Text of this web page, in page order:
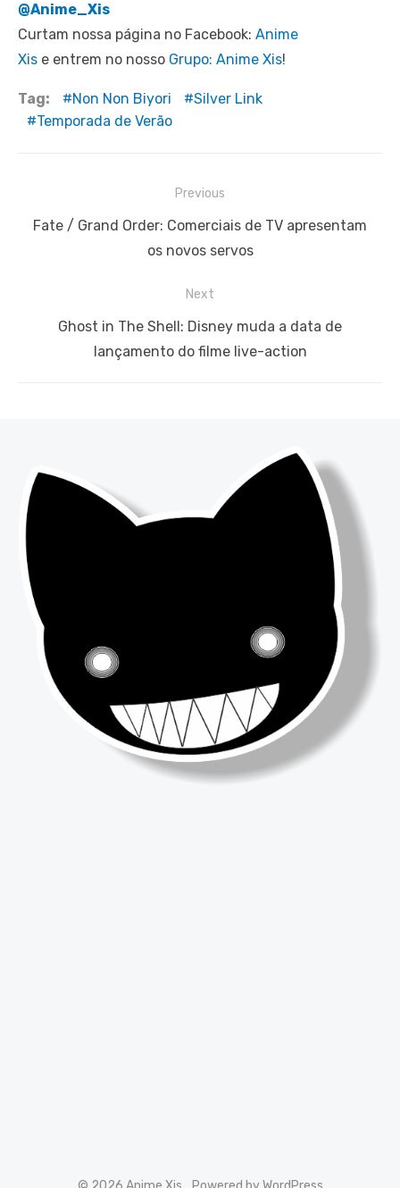
@Anime_Xis
Curtam nossa página no Facebook: Anime
Xis e entrem no nosso Grupo: Anime Xis!
Tag: Non Non Biyori
Silver Link
Temporada de Verão
de
Previous
Previous
Fate / Grand Order: Comerciais de TV apresentam
os novos servos
Next
Ghost in The Shell: Disney muda a data de
lançamento do filme live-action